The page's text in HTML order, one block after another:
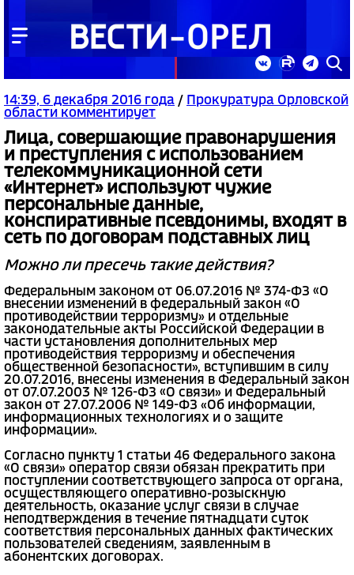
14:39, 6 декабря 2016 года /
Прокуратура Орловской
области комментирует
Лица, совершающие правонарушения
и преступления с использованием
телекоммуникационной сети
«Интернет» используют чужие
персональные данные,
конспиративные псевдонимы, входят в
сеть по договорам подставных лиц
Можно ли пресечь такие действия?
Федеральным законом от 06.07.2016 № 374-ФЗ «О
внесении изменений в федеральный закон «О
противодействии терроризму» и отдельные
законодательные акты Российской Федерации в
части установления дополнительных мер
противодействия терроризму и обеспечения
общественной безопасности», вступившим в силу
20.07.2016, внесены изменения в Федеральный закон
от 07.07.2003 № 126-ФЗ «О связи» и Федеральный
закон от 27.07.2006 № 149-ФЗ «Об информации,
информационных технологиях и о защите
информации».
Согласно пункту 1 статьи 46 Федерального закона
«О связи» оператор связи обязан прекратить при
поступлении соответствующего запроса от органа,
осуществляющего оперативно-розыскную
деятельность, оказание услуг связи в случае
неподтверждения в течение пятнадцати суток
соответствия персональных данных фактических
пользователей сведениям, заявленным в
абонентских договорах.